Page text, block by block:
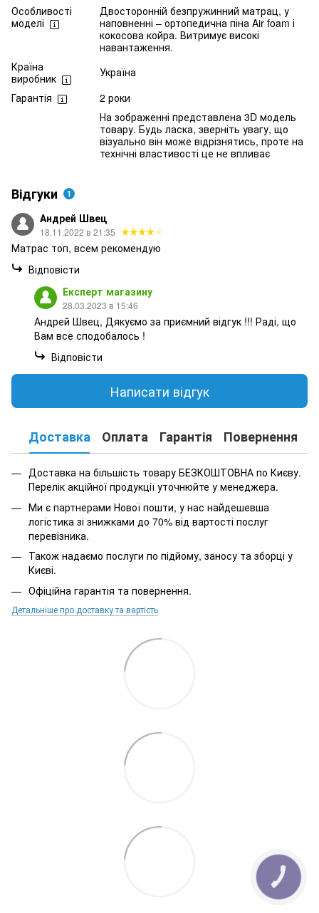
Особливості
моделі
Двосторонній безпружинний матрац, у
наповненні – ортопедична піна Air foam і
кокосова койра. Витримує високі
навантаження.
Країна
виробник
Україна
Гарантія
2 роки
На зображенні представлена 3D модель
товару. Будь ласка, зверніть увагу, що
візуально він може відрізнятись, проте на
технічні властивості це не впливає
Відгуки 1
Андрей Швец
18.11.2022 в 21:35
Матрас топ, всем рекомендую
Відповісти
Експерт магазину
28.03.2023 в 15:46
Андрей Швец, Дякуємо за приємний відгук !!! Раді, що
Вам все сподобалось !
Відповісти
Написати відгук
Доставка Оплата Гарантія Повернення
Доставка на більшість товару БЕЗКОШТОВНА по Києву.
Перелік акційної продукції уточнюйте у менеджера.
Ми є партнерами Нової пошти, у нас найдешевша
логістика зі знижками до 70% від вартості послуг
перевізника.
Також надаємо послуги по підйому, заносу та зборці у
Києві.
Офіційна гарантія та повернення.
Детальніше про доставку та вартість
КНОПКА
ЗВ'ЯЗКУ